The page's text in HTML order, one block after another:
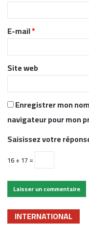
r
e
*
E-mail*
Site web
Enregistrer mon
navigateur pour mon
Saisissez votre
16 + 17 =
INTERNATIONAL